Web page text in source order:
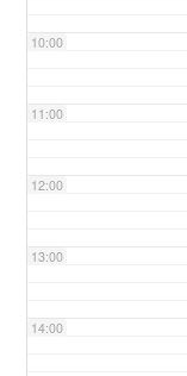
10:00
11:00
12:00
13:00
14:00